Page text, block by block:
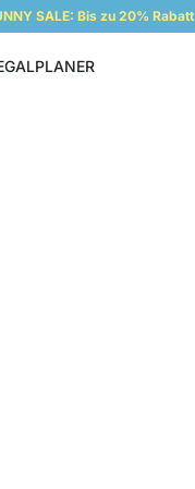
SALE: Bis zu 20% Rabatt